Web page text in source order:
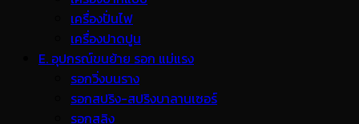
เครื่องปั่นไฟ
เครื่องปาดปูน
E. อุปกรณ์ขนย้าย รอก แม่แรง
รอกวิ่งบนราง
รอกสปริง-สปริงบาลานเซอร์
รอกสลิง